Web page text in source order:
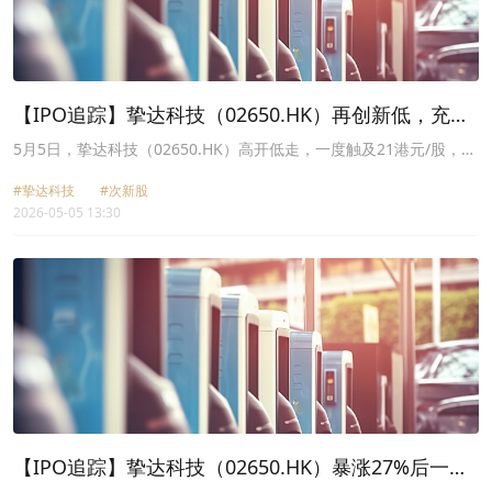
【IPO追踪】挚达科技（02650.HK）再创新低，充电
桩龙头为何失宠？
5月5日，挚达科技（02650.HK）高开低走，一度触及21港元/股，创
港元/股，市值64.75亿港元。
#挚达科技
#次新股
2026-05-05 13:30
【IPO追踪】挚达科技（02650.HK）暴涨27%后一度